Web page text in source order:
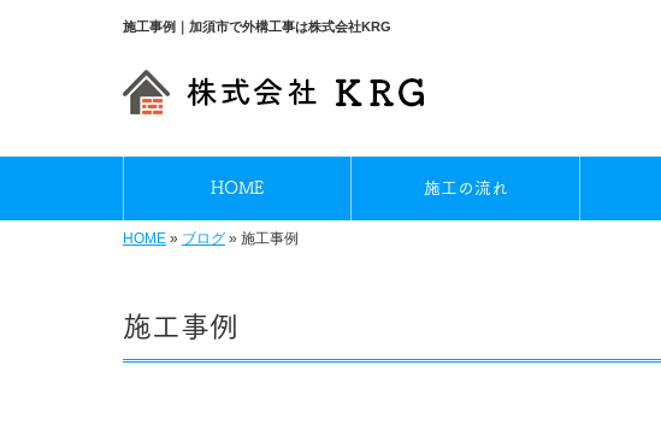
施工事例｜加須市で外構工事は株式会社KRG
HOME 施工の流れ
HOME » ブログ » 施工事例
施工事例